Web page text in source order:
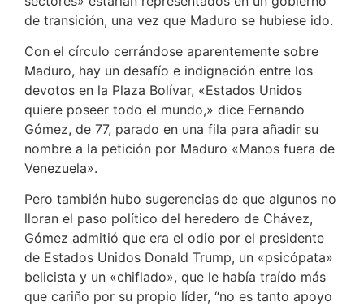
de transición, una vez que Maduro se hubiese ido.
Con el círculo cerrándose aparentemente sobre
Maduro, hay un desafío e indignación entre los
devotos en la Plaza Bolívar, «Estados Unidos
quiere poseer todo el mundo,» dice Fernando
Gómez, de 77, parado en una fila para añadir su
nombre a la petición por Maduro «Manos fuera de
Venezuela».
Pero también hubo sugerencias de que algunos no
lloran el paso político del heredero de Chávez,
Gómez admitió que era el odio por el presidente
de Estados Unidos Donald Trump, un «psicópata»
belicista y un «chiflado», que le había traído más
que cariño por su propio líder, “no es tanto apoyo